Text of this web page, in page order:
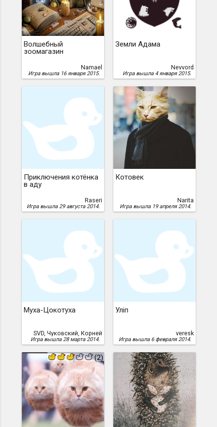
Волшебный
зоомагазин
Namael
Игра вышла 16 января 2015.
Земли Адама
Nevvord
Игра вышла 4 января 2015.
Приключения котёнка
в аду
Raseri
Игра вышла 29 августа 2014.
Котовек
Narita
Игра вышла 19 апреля 2014.
Муха-Цокотуха
SVD, Чуковский, Корней
Игра вышла 28 марта 2014.
Уліп
veresk
Игра вышла 6 февраля 2014.
(2)